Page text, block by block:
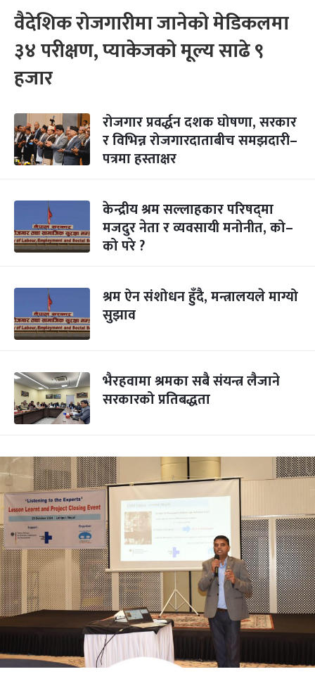
वैदेशिक रोजगारीमा जानेको मेडिकलमा
३४ परीक्षण, प्याकेजको मूल्य साढे ९
हजार
रोजगार प्रवर्द्धन दशक घोषणा, सरकार
र विभिन्न रोजगारदाताबीच समझदारी–
पत्रमा हस्ताक्षर
केन्द्रीय श्रम सल्लाहकार परिषद्‍मा
मजदुर नेता र व्यवसायी मनोनीत, को–
को परे ?
श्रम ऐन संशोधन हुँदै, मन्त्रालयले माग्यो
सुझाव
भैरहवामा श्रमका सबै संयन्त्र लैजाने
सरकारको प्रतिबद्धता